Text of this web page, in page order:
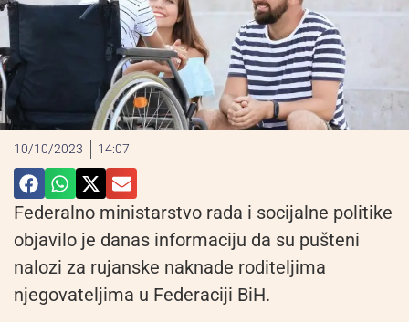
10/10/2023 14:07
Federalno ministarstvo rada i socijalne politike
objavilo je danas informaciju da su pušteni
nalozi za rujanske naknade roditeljima
njegovateljima u Federaciji BiH.